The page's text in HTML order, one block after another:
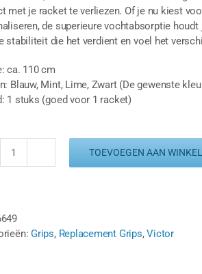
met je racket te verliezen. Of je nu kiest
de superieure vochtabsorptie
stabiliteit die het verdient en voel het
ca. 110 cm
Blauw, Mint, Lime, Zwart (De gewenste
1 stuks (goed voor 1 racket)
VICTOR
DIVERSE
KLEUREN
TOEVOEGEN AAN
Grips, Replacement Grips,Victor